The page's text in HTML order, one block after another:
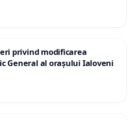
privind modificarea
General al orașului Ialoveni